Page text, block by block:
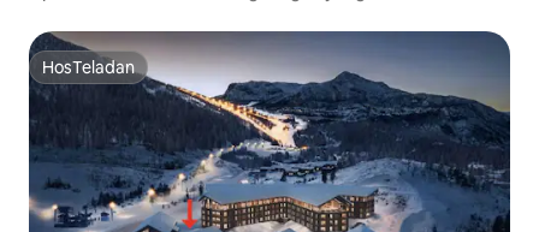
HosTeladan
HosTeladan